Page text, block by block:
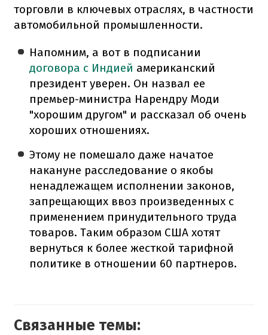
торговли в ключевых отраслях, в частности
автомобильной промышленности.
Напомним, а вот в подписании
договора с Индией американский
президент уверен. Он назвал ее
премьер-министра Нарендру Моди
"хорошим другом" и рассказал об очень
хороших отношениях.
Этому не помешало даже начатое
накануне расследование о якобы
ненадлежащем исполнении законов,
запрещающих ввоз произведенных с
применением принудительного труда
товаров. Таким образом США хотят
вернуться к более жесткой тарифной
политике в отношении 60 партнеров.
Связанные темы: